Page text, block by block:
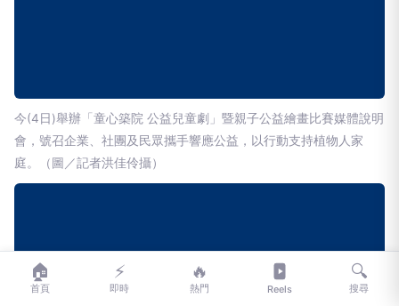
今(4日)舉辦「童心築院 公益兒童劇」暨親子公益繪畫比賽媒體說明
會，號召企業、社團及民眾攜手響應公益，以行動支持植物人家
庭。（圖／記者洪佳伶攝）
🏠
首頁
⚡
即時
🔥
熱門 Reels
🔍
搜尋